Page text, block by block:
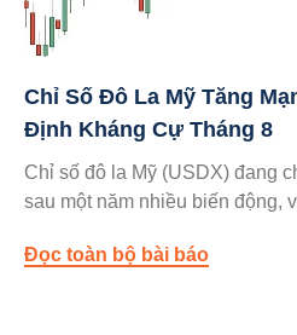
Chỉ Số Đô La Mỹ Tăng
Định Kháng Cự Tháng 8
Chỉ số đô la Mỹ (USDX) đang
sau một năm nhiều biến động,
Đọc toàn bộ bài báo